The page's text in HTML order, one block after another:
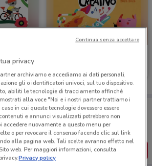
76 m Scade il 31/12
sempre con te!
le migliori offerte dei negozi vicino a te,
e creare la tua lista del risparmio, comodamente
cellulare.
SCARICA L’APP
privacy
archiviamo e accediamo ai dati personali,
gli o identificatori univoci, sul tuo dispositivo.
abiliti le tecnologie di tracciamento affinché
alla voce "Noi e i nostri partner trattiamo i
in cui queste tecnologie dovessero essere
e annunci visualizzati potrebbero non
accedere nuovamente a questo menu per
o per revocare il consenso facendo clic sul link
alla pagina web. Tali scelte avranno effetto nel
web. Per maggiori informazioni, consulta
Privacy policy
Continua senza accettare